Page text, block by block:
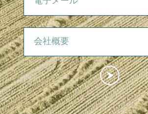
会社概要